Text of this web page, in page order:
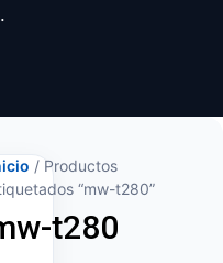
/ Productos
“mw-t280”
t280